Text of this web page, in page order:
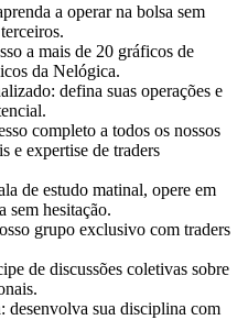
a operar na bolsa sem
a mais de 20 gráficos de
da Nelógica.
defina suas operações e
completo a todos os nossos
e expertise de traders
de estudo matinal, opere em
sem hesitação.
grupo exclusivo com traders
de discussões coletivas sobre
desenvolva sua disciplina com